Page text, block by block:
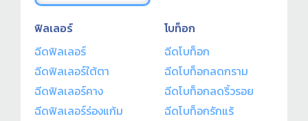
ฟิลเลอร์
ฉีดฟิลเลอร์
ฉีดฟิลเลอร์ใต้ตา
ฉีดฟิลเลอร์คาง
ฉีดฟิลเลอร์ร่องแก้ม
โบท็อก
ฉีดโบท็อก
ฉีดโบท็อกลดกราม
ฉีดโบท็อกลดริ้วรอย
ฉีดโบท็อกรักแร้